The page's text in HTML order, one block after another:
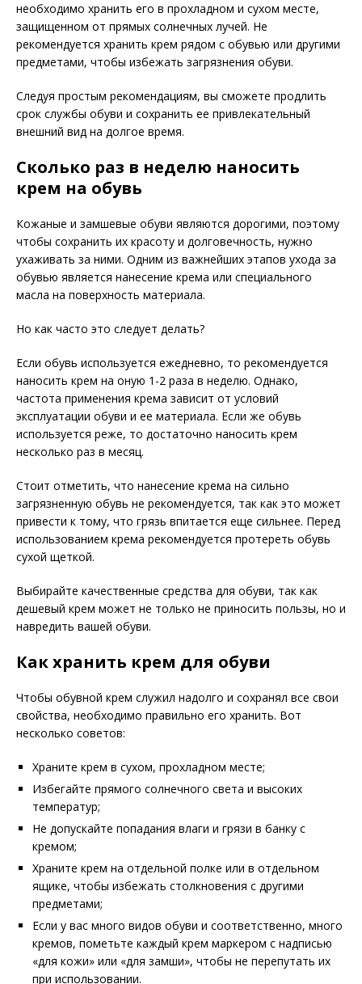
необходимо хранить его в прохладном и сухом месте,
защищенном от прямых солнечных лучей. Не
рекомендуется хранить крем рядом с обувью или другими
предметами, чтобы избежать загрязнения обуви.
Следуя простым рекомендациям, вы сможете продлить
срок службы обуви и сохранить ее привлекательный
внешний вид на долгое время.
Сколько раз в неделю наносить
крем на обувь
Кожаные и замшевые обуви являются дорогими, поэтому
чтобы сохранить их красоту и долговечность, нужно
ухаживать за ними. Одним из важнейших этапов ухода за
обувью является нанесение крема или специального
масла на поверхность материала.
Но как часто это следует делать?
Если обувь используется ежедневно, то рекомендуется
наносить крем на оную 1-2 раза в неделю. Однако,
частота применения крема зависит от условий
эксплуатации обуви и ее материала. Если же обувь
используется реже, то достаточно наносить крем
несколько раз в месяц.
Стоит отметить, что нанесение крема на сильно
загрязненную обувь не рекомендуется, так как это может
привести к тому, что грязь впитается еще сильнее. Перед
использованием крема рекомендуется протереть обувь
сухой щеткой.
Выбирайте качественные средства для обуви, так как
дешевый крем может не только не приносить пользы, но и
навредить вашей обуви.
Как хранить крем для обуви
Чтобы обувной крем служил надолго и сохранял все свои
свойства, необходимо правильно его хранить. Вот
несколько советов:
Храните крем в сухом, прохладном месте;
Избегайте прямого солнечного света и высоких
температур;
Не допускайте попадания влаги и грязи в банку с
кремом;
Храните крем на отдельной полке или в отдельном
ящике, чтобы избежать столкновения с другими
предметами;
Если у вас много видов обуви и соответственно, много
кремов, пометьте каждый крем маркером с надписью
«для кожи» или «для замши», чтобы не перепутать их
при использовании.